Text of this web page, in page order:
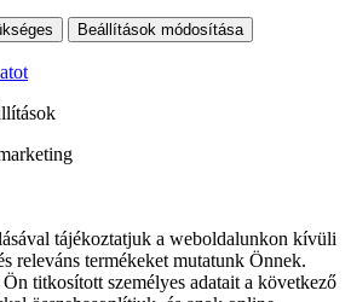
Beállítások módosítása
tájékoztatjuk a weboldalunkon kívüli
releváns termékeket mutatunk Önnek.
titkosított személyes adatait a következő